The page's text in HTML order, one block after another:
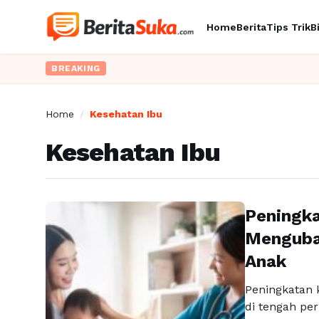
HomeBeritaTips Trik
BREAKING
Home / Kesehatan Ibu
Kesehatan Ibu
Anak
Peningkatan
di tengah